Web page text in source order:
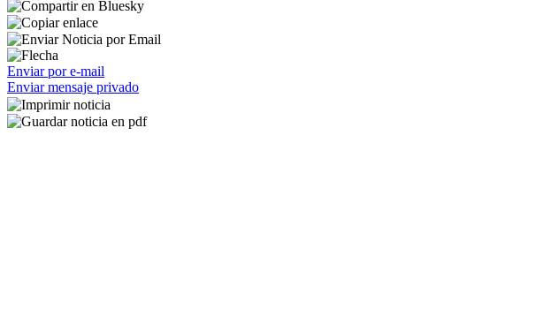
Enviar por e-mail
Enviar mensaje privado